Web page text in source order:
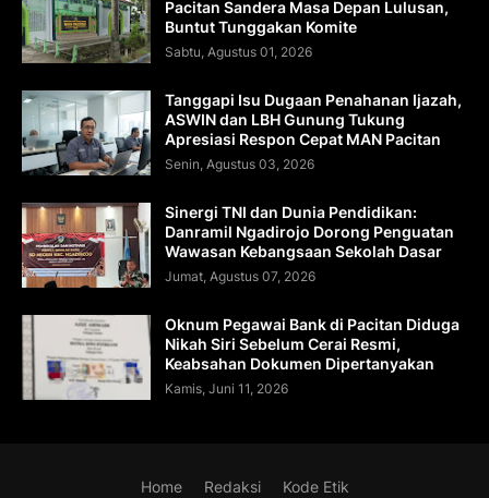
Pacitan Sandera Masa Depan Lulusan,
Buntut Tunggakan Komite
Sabtu, Agustus 01, 2026
Tanggapi Isu Dugaan Penahanan Ijazah,
ASWIN dan LBH Gunung Tukung
Apresiasi Respon Cepat MAN Pacitan
Senin, Agustus 03, 2026
Sinergi TNI dan Dunia Pendidikan:
Danramil Ngadirojo Dorong Penguatan
Wawasan Kebangsaan Sekolah Dasar
Jumat, Agustus 07, 2026
Oknum Pegawai Bank di Pacitan Diduga
Nikah Siri Sebelum Cerai Resmi,
Keabsahan Dokumen Dipertanyakan
Kamis, Juni 11, 2026
Home Redaksi Kode Etik